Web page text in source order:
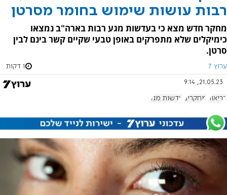
רבות עושות שימוש בחומר מסרטן
מחקר חדש מצא כי בעדשות מגע רבות בארה"ב נמצאו
כימיקלים שלא מתפרקים באופן טבעי שקיים קשר בינם לבין
סרטן.
ערוץ 7 1 דקות
21.05.23, 9:14
בריאות מחקרים עדשות מגע